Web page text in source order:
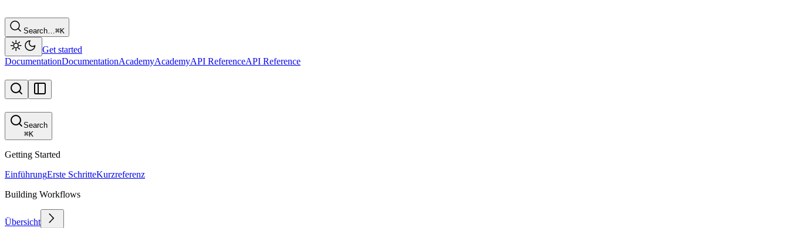
Search…⌘K
Get started
DocumentationDocumentationAcademyAcademyAPI ReferenceAPI Reference
Search
⌘K
Getting Started
EinführungErste SchritteKurzreferenz
Building Workflows
Übersicht